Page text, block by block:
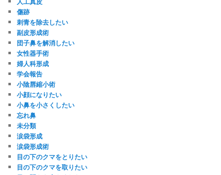
傷跡
刺青を除去したい
副皮形成術
団子鼻を解消したい
女性器手術
婦人科形成
学会報告
小陰唇縮小術
小顔になりたい
小鼻を小さくしたい
忘れ鼻
未分類
涙袋形成
涙袋形成術
目の下のクマをとりたい
目の下のクマを取りたい